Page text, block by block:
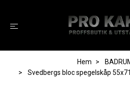
Hem
Svedbergs bloc spegelskåp